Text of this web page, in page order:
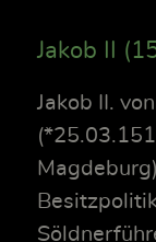
Jakob II
Jakob II.